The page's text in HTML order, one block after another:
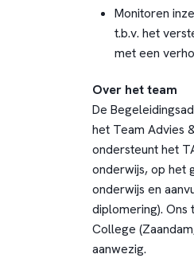
Monitoren
t.b.v. het
met een
Over het team
De
het Team Advies
ondersteunt het
onderwijs, op het
onderwijs en
diplomering). Ons
College
aanwezig.